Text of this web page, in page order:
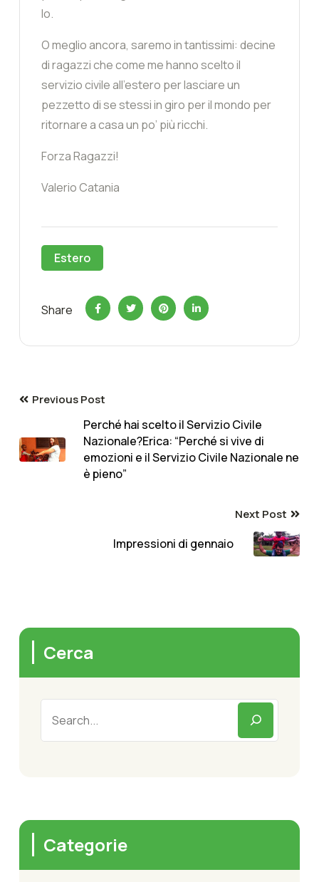
Io.
O meglio ancora, saremo in tantissimi: decine
di ragazzi che come me hanno scelto il
servizio civile all’estero per lasciare un
pezzetto di se stessi in giro per il mondo per
ritornare a casa un po’ più ricchi.
Forza Ragazzi!
Valerio Catania
Estero
Share
Previous Post
Perché hai scelto il Servizio Civile
Nazionale?Erica: “Perché si vive di
emozioni e il Servizio Civile Nazionale ne
è pieno”
Next Post
Impressioni di gennaio
Cerca
Categorie